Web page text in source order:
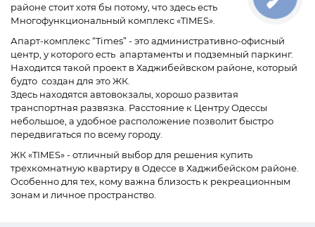
районе стоит хотя бы потому, что здесь есть
Многофункциональный комплекс «TIMES».
Апарт-комплекс “Times” - это административно-офисный
центр, у которого есть апартаменты и подземный паркинг.
Находится такой проект в Хаджибейвском районе, который
будто создан для это ЖК.
Здесь находятся автовокзалы, хорошо развитая
транспортная развязка. Расстояние к Центру Одессы
небольшое, а удобное расположение позволит быстро
передвигаться по всему городу.
ЖК «TIMES» - отличный выбор для решения купить
трехкомнатную квартиру в Одессе в Хаджибейском районе.
Особенно для тех, кому важна близость к рекреационным
зонам и личное пространство.